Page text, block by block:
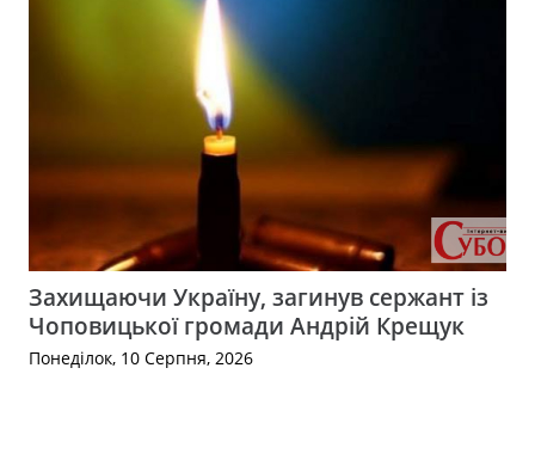
Захищаючи Україну, загинув сержант із
Чоповицької громади Андрій Крещук
Понеділок, 10 Серпня, 2026